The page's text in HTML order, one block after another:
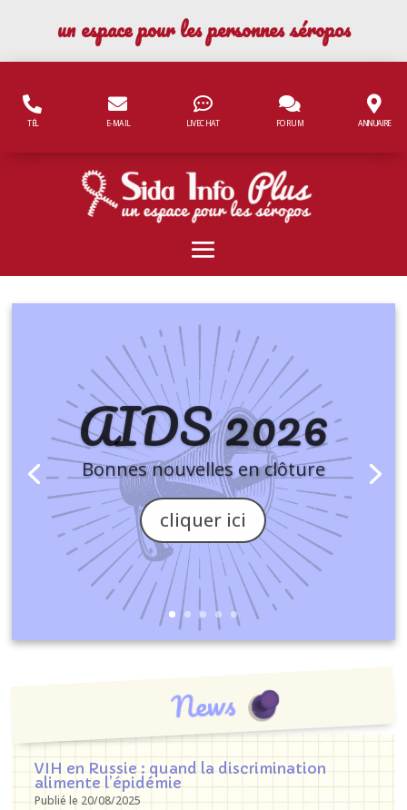
un espace pour les personnes séropos
TÉL E-MAIL LIVECHAT FORUM ANNUAIRE
AIDS 2026
Bonnes nouvelles en clôture
cliquer ici
News
VIH en Russie : quand la discrimination
alimente l’épidémie
Publié le 20/08/2025